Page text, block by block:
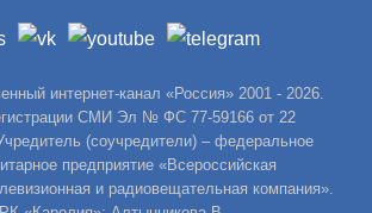
интернет-канал «Россия» 2001 - 2026.
СМИ Эл № ФС 77-59166 от 22
(соучредители) – федеральное
предприятие «Всероссийская
и радиовещательная компания».